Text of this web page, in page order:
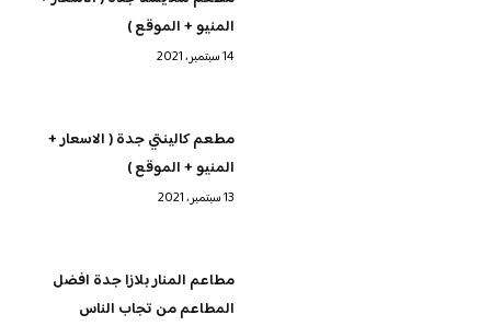
المنيو + الموقع )
14 سبتمبر، 2021
مطعم كالينتي جدة ( الاسعار +
المنيو + الموقع )
13 سبتمبر، 2021
مطاعم المنار بلازا جدة افضل
المطاعم من تجاب الناس